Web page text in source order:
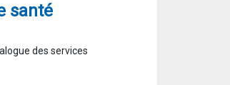
santé
des services